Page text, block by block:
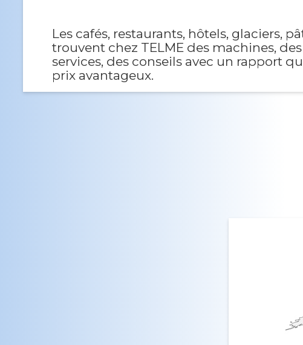
Les cafés, restaurants, hôtels, glaciers,
trouvent chez TELME des machines, des
services, des conseils avec un rapport
prix avantageux.